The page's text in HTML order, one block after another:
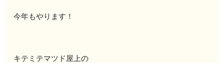
今年もやります！
キテミテマツド屋上の